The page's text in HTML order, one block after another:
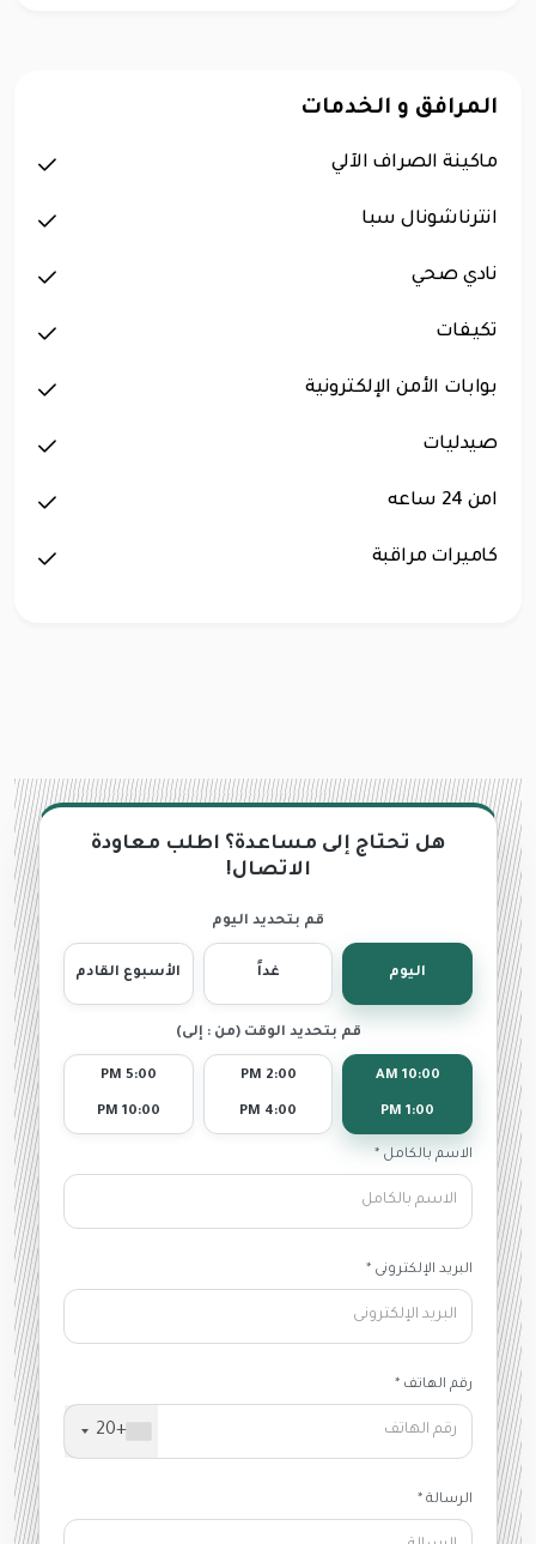
المرافق و الخدمات
ماكينة الصراف الآلي
انترناشونال سبا
نادي صحي
تكيفات
بوابات الأمن الإلكترونية
صيدليات
امن 24 ساعه
كاميرات مراقبة
هل تحتاج إلى مساعدة؟ اطلب معاودة
الاتصال!
قم بتحديد اليوم
اليوم غداً الأسبوع القادم
قم بتحديد الوقت (من : إلى)
10:00 AM
1:00 PM
2:00 PM
4:00 PM
5:00 PM
10:00 PM
الاسم بالكامل *
البريد الإلكترونى *
رقم الهاتف *
+20
الرسالة *